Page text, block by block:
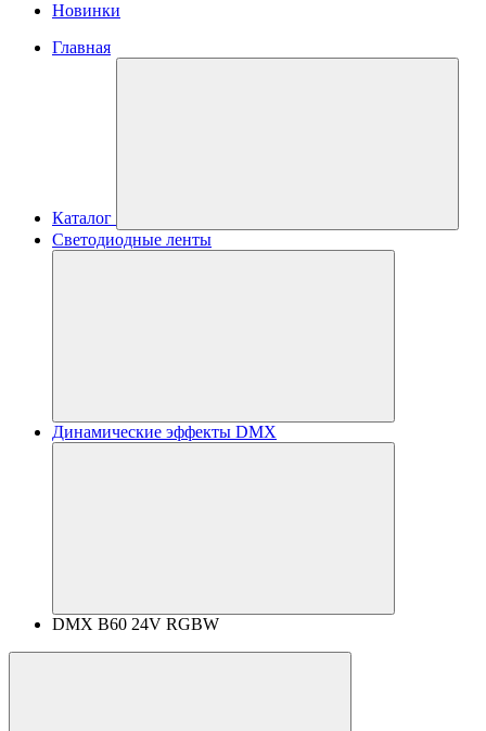
Новинки
Главная
Каталог
Светодиодные ленты
Динамические эффекты DMX
DMX B60 24V RGBW